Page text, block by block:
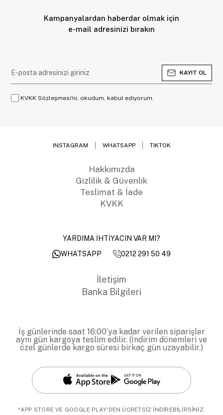
Kampanyalardan haberdar olmak için
e-mail adresinizi bırakın
KAYIT OL
KVKK Sözleşmesi'ni, okudum, kabul ediyorum.
INSTAGRAM WHATSAPP TIKTOK
Hakkımızda
Gizlilik & Güvenlik
Teslimat & İade
KVKK
YARDIMA İHTİYACIN VAR MI?
WHATSAPP
0212 291 50 49
İletişim
Banka Bilgileri
İş günlerinde saat 16:00’ya kadar verilen siparişler
aynı gün kargoya teslim edilir. (İndirim dönemleri ve
özel günlerde kargo süresi birkaç gün uzayabilir.)
*APP STORE VE GOOGLE PLAY'DEN ÜCRETSİZ İNDİREBİLİRSİNİZ.